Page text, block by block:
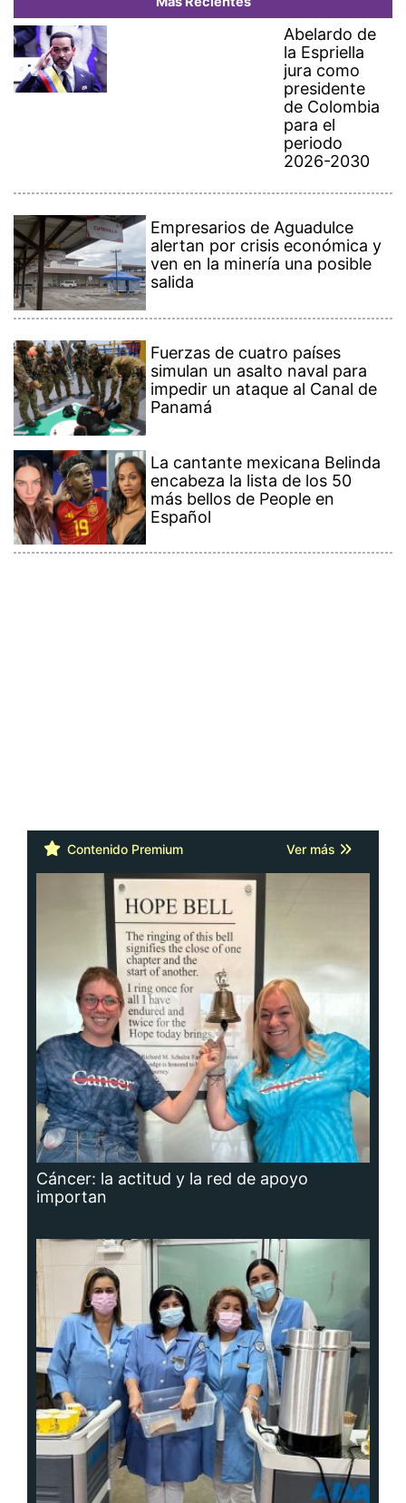
Abelardo de
la Espriella
jura como
presidente
de Colombia
para el
periodo
2026-2030
Empresarios de Aguadulce
alertan por crisis económica y
ven en la minería una posible
salida
Fuerzas de cuatro países
simulan un asalto naval para
impedir un ataque al Canal de
Panamá
La cantante mexicana Belinda
encabeza la lista de los 50
más bellos de People en
Español
Contenido Premium Ver más
Cáncer: la actitud y la red de apoyo
importan